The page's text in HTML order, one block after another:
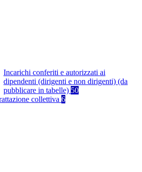
Incarichi conferiti e autorizzati ai
dipendenti (dirigenti e non dirigenti) (da
pubblicare in tabelle) 50
collettiva 6